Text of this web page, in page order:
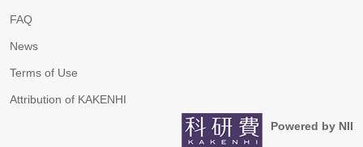
FAQ
News
Terms of Use
Attribution of KAKENHI
Powered by NII